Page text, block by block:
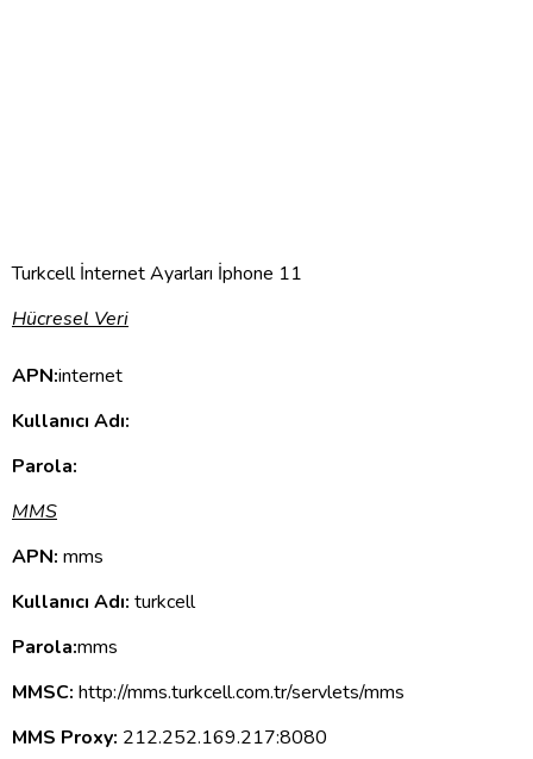
Turkcell İnternet Ayarları İphone 11
Hücresel Veri
APN:internet
Kullanıcı Adı:
Parola:
MMS
APN: mms
Kullanıcı Adı: turkcell
Parola:mms
MMSC: http://mms.turkcell.com.tr/servlets/mms
MMS Proxy: 212.252.169.217:8080